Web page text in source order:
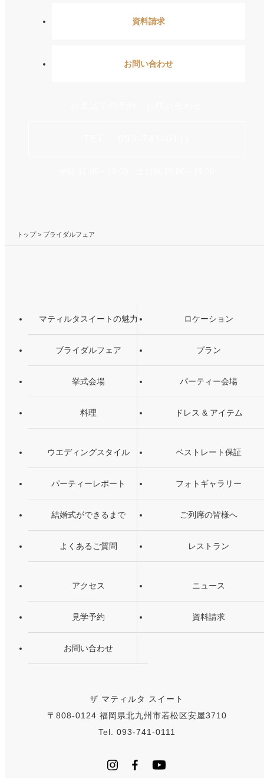
資料請求
お問い合わせ
トップ > ブライダルフェア
マティルタスイートの魅力 ロケーション
ブライダルフェア プラン
挙式会場 パーティー会場
料理 ドレス & アイテム
ウエディングスタイル ベストレート保証
パーティーレポート フォトギャラリー
結婚式ができるまで ご列席の皆様へ
よくあるご質問 レストラン
アクセス ニュース
見学予約 資料請求
お問い合わせ
ザ マティルタ スイート
〒808-0124 福岡県北九州市若松区安屋3710
Tel. 093-741-0111